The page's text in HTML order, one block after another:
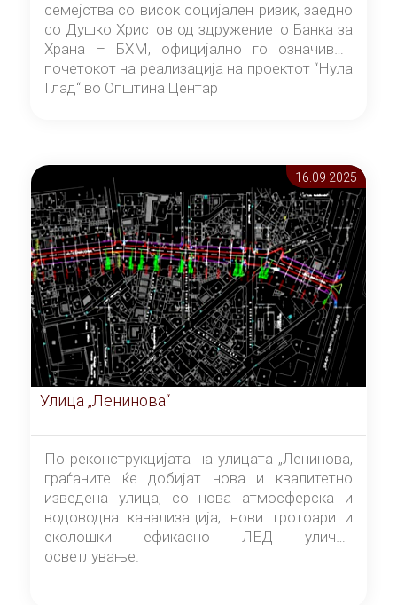
семејства со висок социјален ризик, заедно
со Душко Христов од здружението Банка за
Храна – БХМ, официјално го означивме
почетокот на реализација на проектот “Нула
Глад“ во Општина Центар
16.09 2025
Улица „Ленинова“
По реконструкцијата на улицата „Ленинова,
граѓаните ќе добијат нова и квалитетно
изведена улица, со нова атмосферска и
водоводна канализација, нови тротоари и
еколошки ефикасно ЛЕД улично
осветлување.